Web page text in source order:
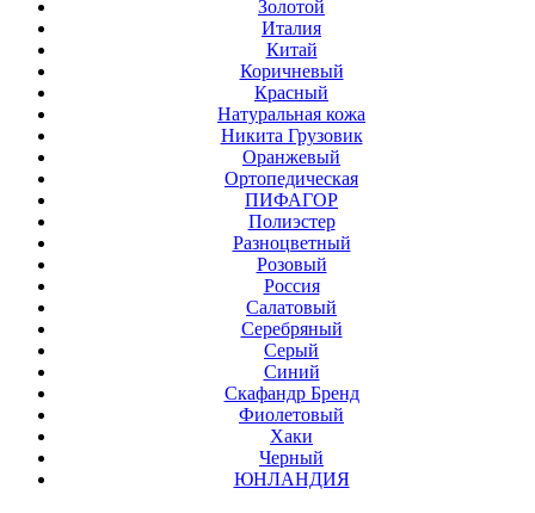
Золотой
Италия
Китай
Коричневый
Красный
Натуральная кожа
Никита Грузовик
Оранжевый
Ортопедическая
ПИФАГОР
Полиэстер
Разноцветный
Розовый
Россия
Салатовый
Серебряный
Серый
Синий
Скафандр Бренд
Фиолетовый
Хаки
Черный
ЮНЛАНДИЯ